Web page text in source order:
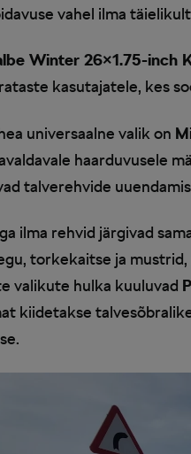
vahel ilma
Winter 26×1.75-inch
kasutajatele, kes
universaalne valik on
haarduvusele
talverehvide
ilma rehvid järgivad
torkekaitse ja
valikute hulka kuuluvad
kiidetakse